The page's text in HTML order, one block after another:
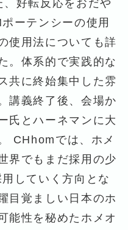
好転反応をおだや
ーテンシーの使用
使用法についても詳
。体系的で実践的な
共に終始集中した雰
講義終了後、会場か
氏とハーネマンに大
CHhomでは、ホメ
界でもまだ採用の少
していく方向とな
目覚ましい日本のホ
能性を秘めたホメオ